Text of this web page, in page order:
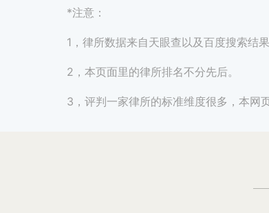
*注意：
1，律所数据来自天眼查以及百度搜索结果
2，本页面里的律所排名不分先后。
3，评判一家律所的标准维度很多，本网